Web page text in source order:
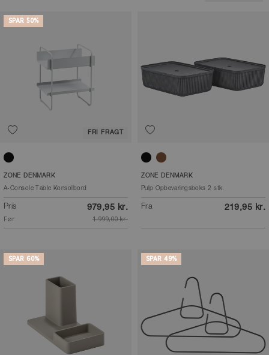
SPAR 50%
FRI FRAGT
Black
ZONE DENMARK
A-Console Table Konsolbord
Pris 979,95 kr.
Før 1.999,00 kr.
BlackNatural Brown
ZONE DENMARK
Pulp Opbevaringsboks 2 stk.
Fra 219,95 kr.
SPAR 60% SPAR 49%